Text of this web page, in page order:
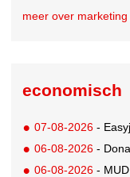
meer over marketing
economisch
07-08-2026 -
06-08-2026 -
06-08-2026 -